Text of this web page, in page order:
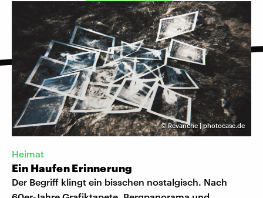
©Revanche | photocase.de
Heimat
Ein Haufen Erinnerung
Der Begriff klingt ein bisschen nostalgisch. Nach